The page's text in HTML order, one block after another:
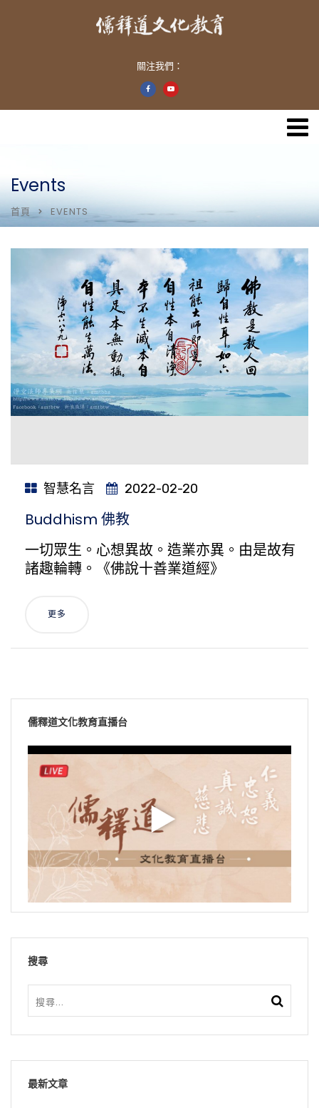
關注我們：
Events
首頁 EVENTS
智慧名言 2022-02-20
Buddhism 佛教
一切眾生。心想異故。造業亦異。由是故有
諸趣輪轉。《佛說十善業道經》
更多
儒釋道文化教育直播台
搜尋
最新文章